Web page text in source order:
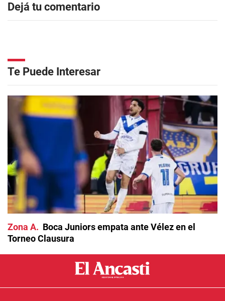
Dejá tu comentario
Te Puede Interesar
Zona A
Boca Juniors empata ante Vélez en el
Torneo Clausura